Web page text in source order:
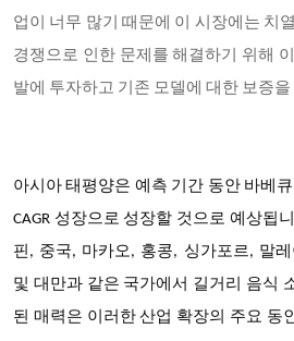
업이 너무 많기 때문에 이 시장에는 치
경쟁으로 인한 문제를 해결하기 위해
발에 투자하고 기존 모델에 대한 보증
아시아 태평양은 예측 기간 동안 바베
CAGR 성장으로 성장할 것으로 예상됩
핀, 중국, 마카오, 홍콩, 싱가포르, 말
및 대만과 같은 국가에서 길거리 음식
된 매력은 이러한 산업 확장의 주요 동